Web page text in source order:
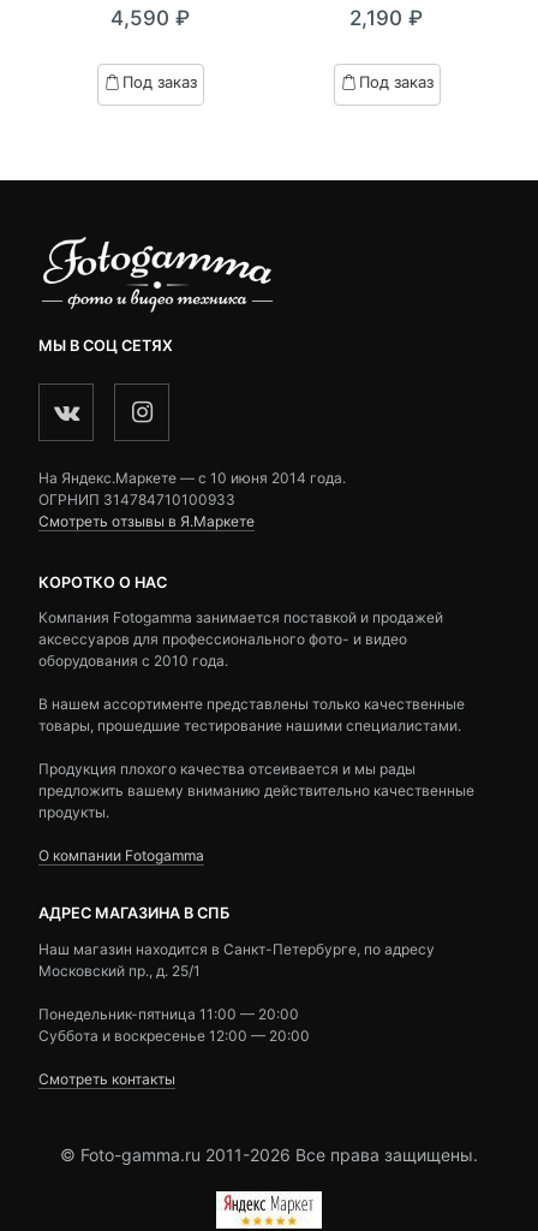
out
based
on
4,590 ₽
Под заказ
out
based
on
2,190 ₽
Под заказ
МЫ В СОЦ СЕТЯХ
На Яндекс.Маркете — c 10 июня 2014 года.
ОГРНИП 314784710100933
Смотреть отзывы в Я.Маркете
КОРОТКО О НАС
Компания Fotogamma занимается поставкой и продажей
аксессуаров для профессионального фото- и видео
оборудования с 2010 года.
В нашем ассортименте представлены только качественные
товары, прошедшие тестирование нашими специалистами.
Продукция плохого качества отсеивается и мы рады
предложить вашему вниманию действительно качественные
продукты.
О компании Fotogamma
АДРЕС МАГАЗИНА В СПБ
Наш магазин находится в Санкт-Петербурге, по адресу
Московский пр., д. 25/1
Понедельник-пятница 11:00 — 20:00
Суббота и воскресенье 12:00 — 20:00
Смотреть контакты
© Foto-gamma.ru 2011-2026 Все права защищены.